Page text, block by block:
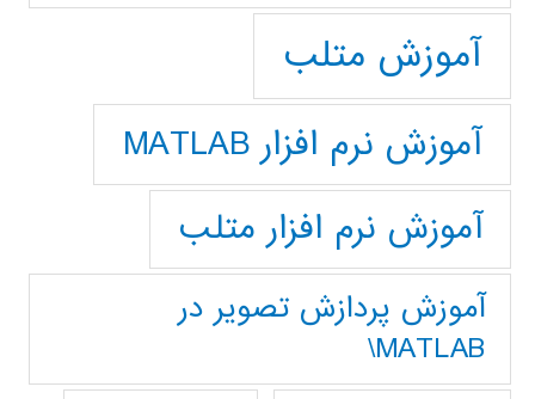
آموزش متلب
آموزش نرم افزار MATLAB
آموزش نرم افزار متلب
آموزش پردازش تصوير در
MATLAB\